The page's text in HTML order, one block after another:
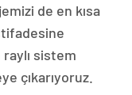
de en kısa
raylı sistem
çıkarıyoruz.